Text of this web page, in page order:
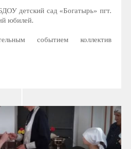
детский сад «Богатырь» пгт.
юбилей.
событием коллектив